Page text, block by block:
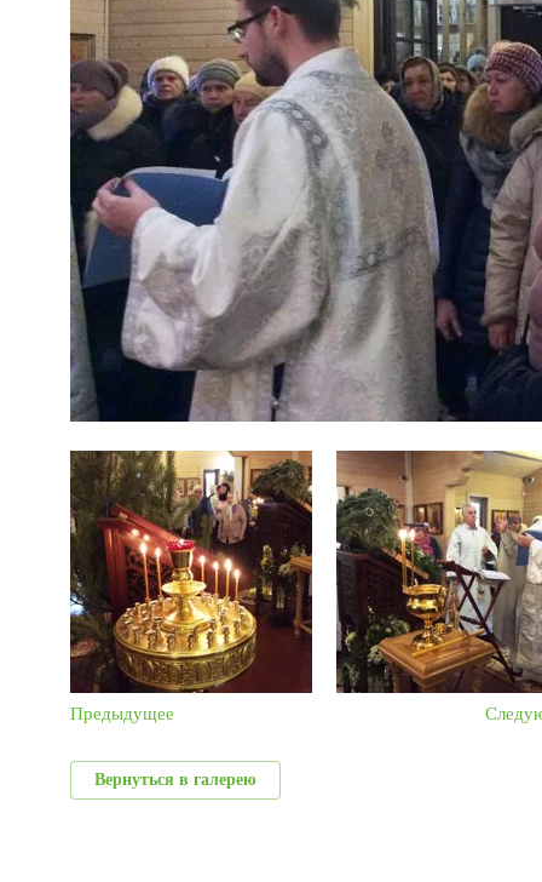
Предыдущее
Вернуться в галерею